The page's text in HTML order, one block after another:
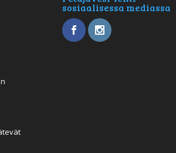
sosiaalisessa mediassa